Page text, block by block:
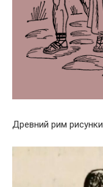
Древний рим рисунки